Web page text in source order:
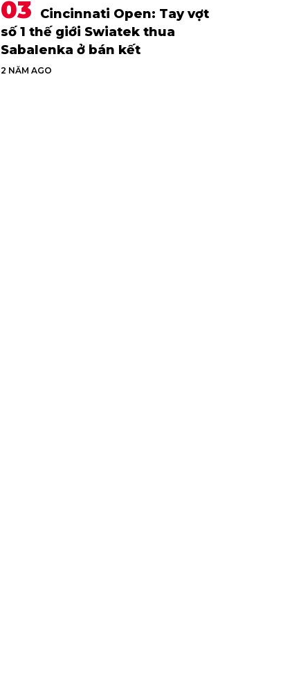
Cincinnati Open: Tay vợt
số 1 thế giới Swiatek thua
Sabalenka ở bán kết
2 NĂM AGO